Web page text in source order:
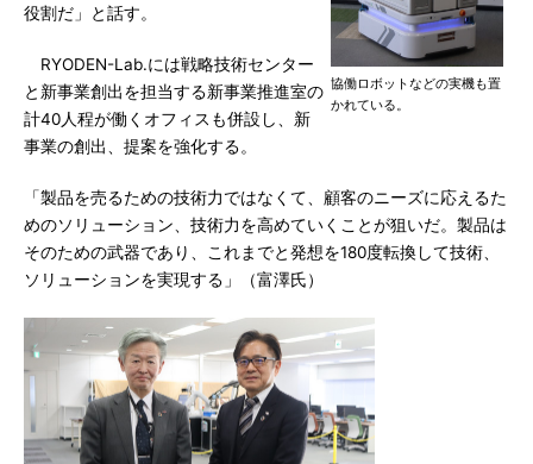
協働ロボットなどの実機も置
かれている。
役割だ」と話す。
RYODEN-Lab.には戦略技術センター
と新事業創出を担当する新事業推進室の
計40人程が働くオフィスも併設し、新
事業の創出、提案を強化する。
「製品を売るための技術力ではなくて、顧客のニーズに応えるた
めのソリューション、技術力を高めていくことが狙いだ。製品は
そのための武器であり、これまでと発想を180度転換して技術、
ソリューションを実現する」（富澤氏）